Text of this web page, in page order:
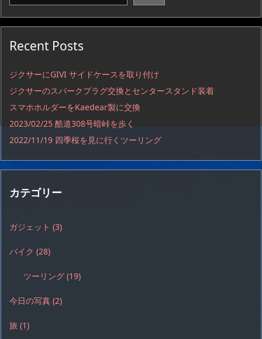
Recent Posts
ジクサーにGIVI サイドケースを取り付け
ジクサーのスパークプラグ交換とセンタースタンド装着
スマホホルダーをKaedear製に交換
2023/02/25 酷道308号暗峠を歩く
2022/11/19 四季桜を見に行くツーリング
カテゴリー
ガジェット (3)
バイク (28)
ツーリング(19)
今日の写真 (2)
旅 (1)